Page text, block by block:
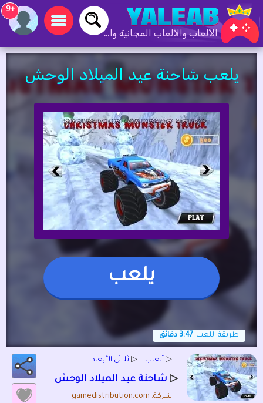
الألعاب والألعاب المجانية والألعاب عبر الإنترنت
+9
يلعب شاحنة عيد الميلاد الوحش
يلعب
طريقة اللعب: 3:47 دقائق
▷ ألعاب ▷ ثلاثي الأبعاد
▷ شاحنة عيد الميلاد الوحش
شركة: gamedistribution.com